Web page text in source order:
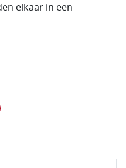
elkaar in een
op Facebook